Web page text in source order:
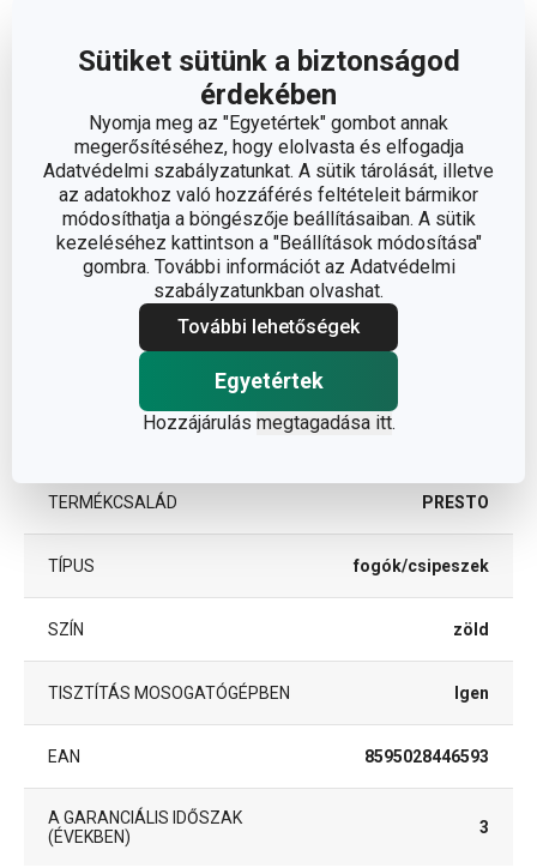
Sütiket sütünk a biztonságod
érdekében
Nyomja meg az "Egyetértek" gombot annak
megerősítéséhez, hogy elolvasta és elfogadja
Adatvédelmi szabályzatunkat. A sütik tárolását, illetve
az adatokhoz való hozzáférés feltételeit bármikor
módosíthatja a böngészője beállításaiban. A sütik
kezeléséhez kattintson a "Beállítások módosítása"
gombra. További információt az Adatvédelmi
szabályzatunkban olvashat.
További lehetőségek
Egyetértek
Hozzájárulás megtagadása itt.
Méretek
A TERMÉK HOSSZA (CM) 30
Egyéb paraméterek
TERMÉKCSALÁD PRESTO
TÍPUS fogók/csipeszek
SZÍN zöld
TISZTÍTÁS MOSOGATÓGÉPBEN Igen
EAN 8595028446593
A GARANCIÁLIS IDŐSZAK
(ÉVEKBEN)
3